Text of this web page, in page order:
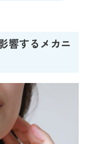
響するメカニ